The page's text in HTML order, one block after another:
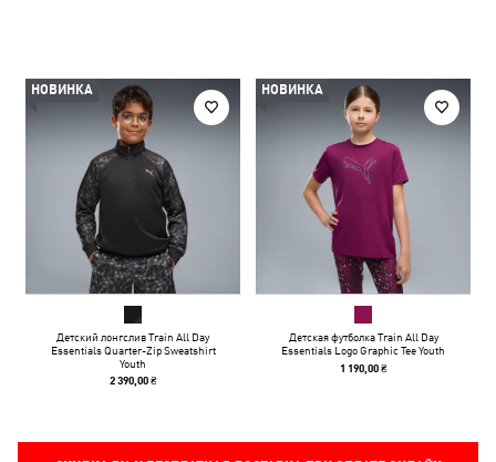
НОВИНКА
Детский лонгслив Train All Day
Essentials Quarter-Zip Sweatshirt
Youth
2 390,00 ₴
НОВИНКА
Детская футболка Train All Day
Essentials Logo Graphic Tee Youth
1 190,00 ₴